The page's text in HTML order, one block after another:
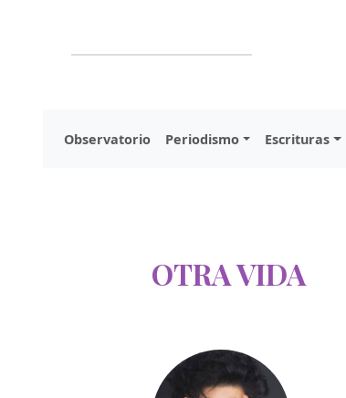
Observatorio Periodismo Escrituras
OTRA VIDA